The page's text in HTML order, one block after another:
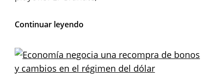
Continuar leyendo
Lorenzo,
por
el